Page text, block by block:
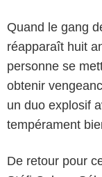
Quand le gang
réapparaît huit
personne se
obtenir
un duo explosif
tempérament
De retour pour